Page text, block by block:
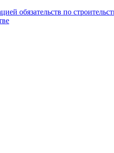
обязательств по